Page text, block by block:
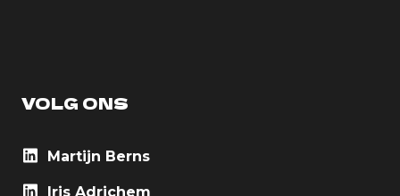
VOLG ONS
Martijn Berns
Iris Adrichem